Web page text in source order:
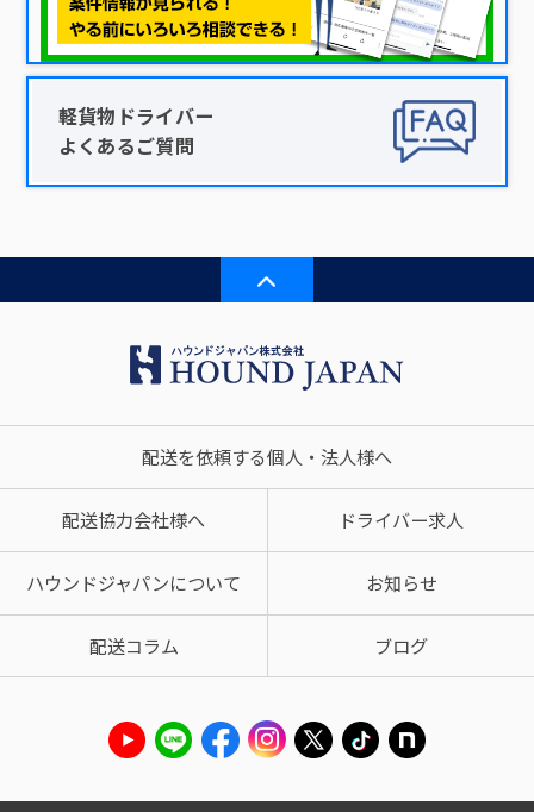
軽貨物ドライバー
よくあるご質問
配送を依頼する個人・法人様へ
配送協力会社様へ ドライバー求人
ハウンドジャパンについて お知らせ
配送コラム ブログ